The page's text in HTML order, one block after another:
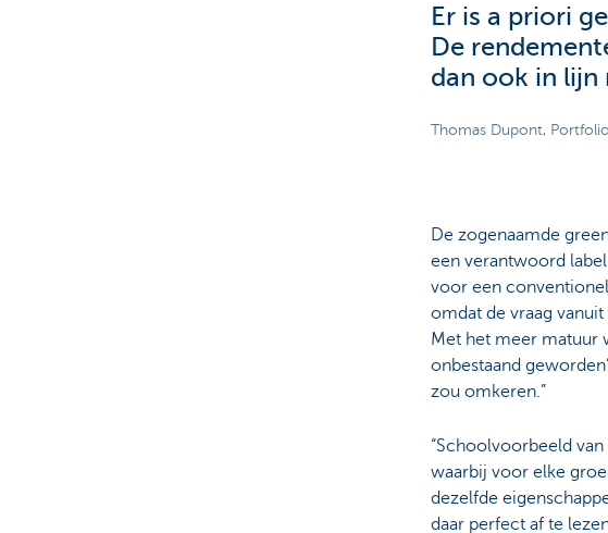
Er is a priori
De
dan ook in lijn
Thomas Dupont,
De zogenaamde
een verantwoord
voor een
omdat de vraag
Met het meer matuur
onbestaand
zou omkeren.”
“Schoolvoorbeeld
waarbij voor elke
dezelfde
daar perfect af te